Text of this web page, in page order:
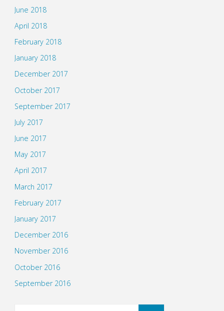
June 2018
April 2018
February 2018
January 2018
December 2017
October 2017
September 2017
July 2017
June 2017
May 2017
April 2017
March 2017
February 2017
January 2017
December 2016
November 2016
October 2016
September 2016